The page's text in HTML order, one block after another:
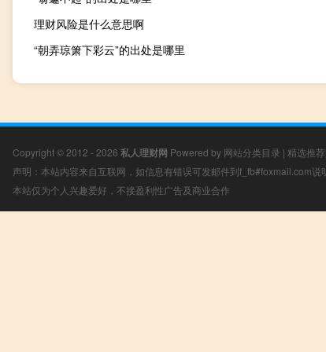
理财风险是什么意思啊
“朝弄琼箫下彩云”的出处是哪里
Copyright © 2012 - 2026 私人理财网 Powered by 网站分类目录 | 精选推
声明：本站内容来自互联网，如信息有错误可发邮件到f_fb#foxmail.com说
本站仅为个人兴趣爱好，不接盈利性广告及商业合作